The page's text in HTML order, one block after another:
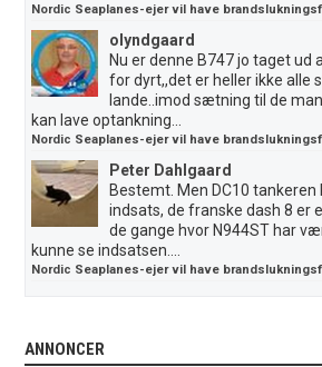
Nordic Seaplanes-ejer vil have
olyndgaard
Nu er denne B747 jo taget ud
for dyrt,,det er heller ikke alle
lande..imod sætning til de
kan lave optankning...
Nordic Seaplanes-ejer vil have
Peter Dahlgaard
Bestemt. Men DC10 tankeren
indsats, de franske dash 8 er
de gange hvor N944ST har
kunne se indsatsen....
Nordic Seaplanes-ejer vil have
ANNONCER